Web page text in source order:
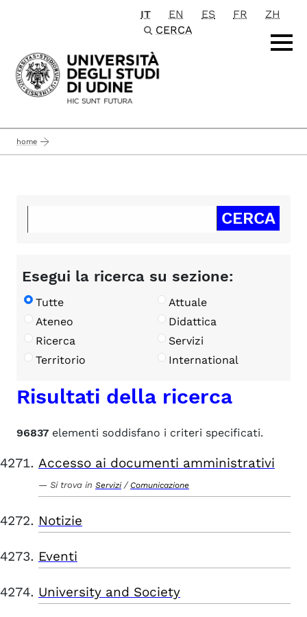
Passa al contenuto principale
IT EN ES FR
ZH
CERCA
home
Esegui la ricerca su sezione:
Tutte
Attuale
Ateneo
Didattica
Ricerca
Servizi
Territorio
International
Risultati della ricerca
96837 elementi soddisfano i criteri specificati.
Accesso ai documenti amministrativi
Si trova in Servizi / Comunicazione
Notizie
Eventi
University and Society